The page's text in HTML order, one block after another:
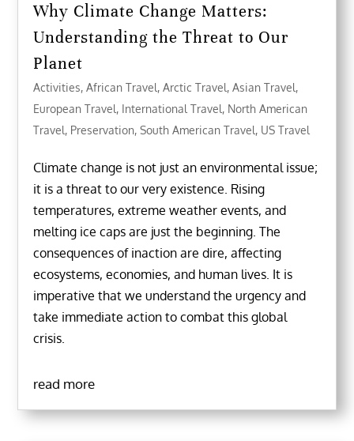
Why Climate Change Matters:
Understanding the Threat to Our
Planet
Activities,African Travel,Arctic Travel,Asian Travel,
European Travel, International Travel, North American
Travel, Preservation,South American Travel, US Travel
Climate change is not just an environmental issue;
it is a threat to our very existence. Rising
temperatures, extreme weather events, and
melting ice caps are just the beginning. The
consequences of inaction are dire, affecting
ecosystems, economies, and human lives. It is
imperative that we understand the urgency and
take immediate action to combat this global
crisis.
read more